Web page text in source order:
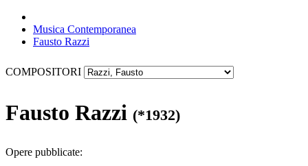
Musica Contemporanea
Fausto Razzi
COMPOSITORI
Fausto Razzi (*1932)
Opere pubblicate: